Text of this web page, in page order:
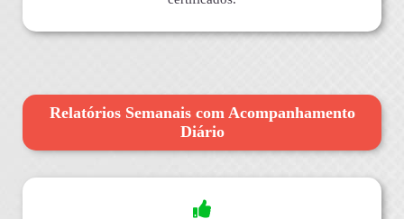
Relatórios Semanais com Acompanhamento
Diário